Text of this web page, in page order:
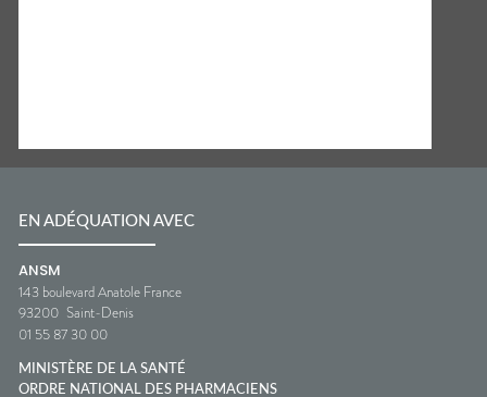
EN ADÉQUATION AVEC
ANSM
143 boulevard Anatole France
93200 Saint-Denis
01 55 87 30 00
MINISTÈRE DE LA SANTÉ
ORDRE NATIONAL DES PHARMACIENS